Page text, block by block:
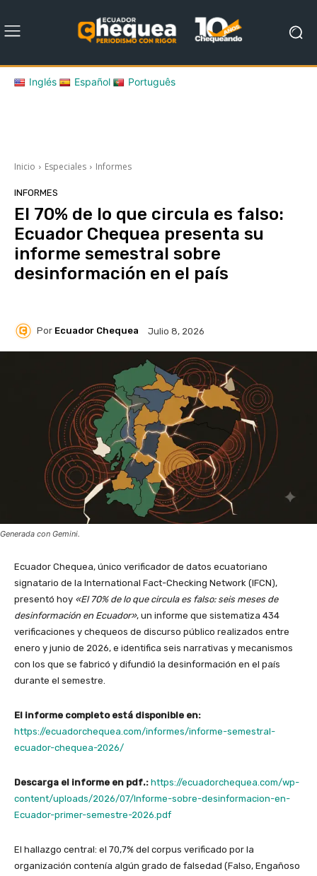
Inglés Español Português
Inicio Especiales Informes
INFORMES
El 70% de lo que circula es falso:
Ecuador Chequea presenta su
informe semestral sobre
desinformación en el país
Por Ecuador Chequea Julio 8, 2026
Generada con Gemini.
Ecuador Chequea, único verificador de datos ecuatoriano
signatario de la International Fact-Checking Network (IFCN),
presentó hoy «El 70% de lo que circula es falso: seis meses de
desinformación en Ecuador», un informe que sistematiza 434
verificaciones y chequeos de discurso público realizados entre
enero y junio de 2026, e identifica seis narrativas y mecanismos
con los que se fabricó y difundió la desinformación en el país
durante el semestre.
El informe completo está disponible en:
https://ecuadorchequea.com/informes/informe-semestral-
ecuador-chequea-2026/
Descarga el informe en pdf.: https://ecuadorchequea.com/wp-
content/uploads/2026/07/Informe-sobre-desinformacion-en-
Ecuador-primer-semestre-2026.pdf
El hallazgo central: el 70,7% del corpus verificado por la
organización contenía algún grado de falsedad (Falso, Engañoso